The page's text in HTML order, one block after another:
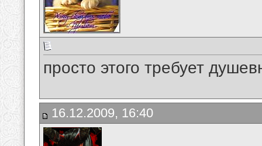
просто этого требует
16.12.2009, 16:40